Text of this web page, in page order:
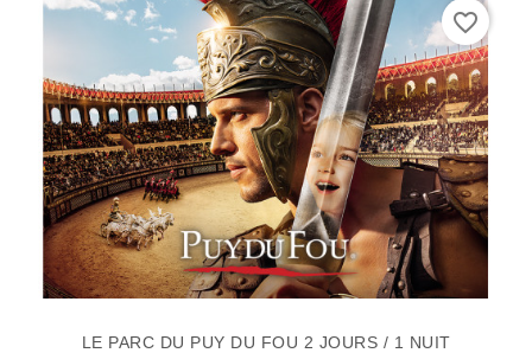
LE PARC DU PUY DU FOU 2 JOURS / 1 NUIT
favorite_border